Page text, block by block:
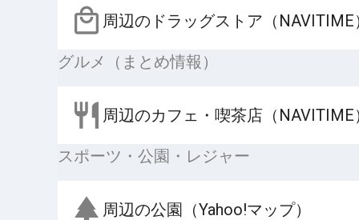
周辺のドラッグストア（NAVITIME
グルメ（まとめ情報）
周辺のカフェ・喫茶店（NAVITIME
スポーツ・公園・レジャー
周辺の公園（Yahoo!マップ）